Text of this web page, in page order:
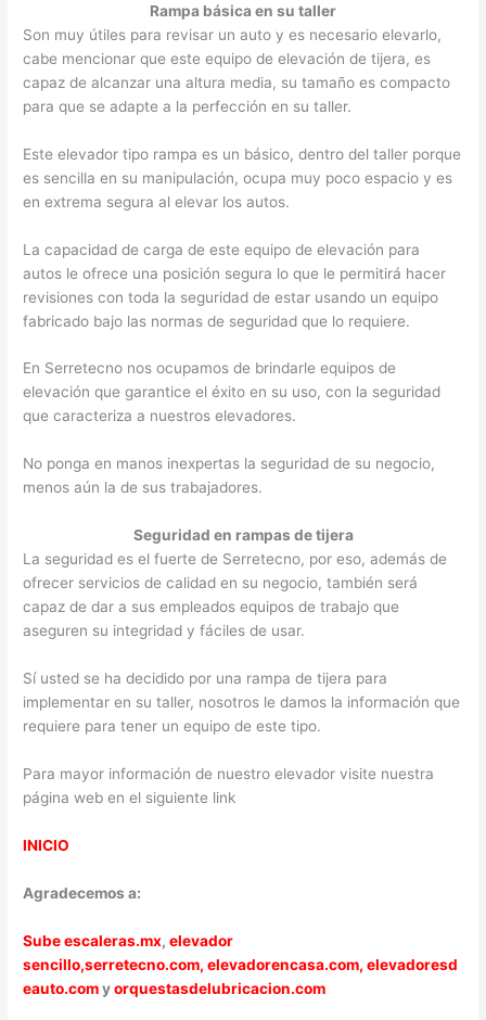
Rampa básica en su taller
Son muy útiles para revisar un auto y es necesario elevarlo,
cabe mencionar que este equipo de elevación de tijera, es
capaz de alcanzar una altura media, su tamaño es compacto
para que se adapte a la perfección en su taller.
Este elevador tipo rampa es un básico, dentro del taller porque
es sencilla en su manipulación, ocupa muy poco espacio y es
en extrema segura al elevar los autos.
La capacidad de carga de este equipo de elevación para
autos le ofrece una posición segura lo que le permitirá hacer
revisiones con toda la seguridad de estar usando un equipo
fabricado bajo las normas de seguridad que lo requiere.
En Serretecno nos ocupamos de brindarle equipos de
elevación que garantice el éxito en su uso, con la seguridad
que caracteriza a nuestros elevadores.
No ponga en manos inexpertas la seguridad de su negocio,
menos aún la de sus trabajadores.
Seguridad en rampas de tijera
La seguridad es el fuerte de Serretecno, por eso, además de
ofrecer servicios de calidad en su negocio, también será
capaz de dar a sus empleados equipos de trabajo que
aseguren su integridad y fáciles de usar.
Sí usted se ha decidido por una rampa de tijera para
implementar en su taller, nosotros le damos la información que
requiere para tener un equipo de este tipo.
Para mayor información de nuestro elevador visite nuestra
página web en el siguiente link
INICIO
Agradecemos a:
Sube escaleras.mx,elevador
sencillo,serretecno.com, elevadorencasa.com, elevadoresd
eauto.comyorquestasdelubricacion.com